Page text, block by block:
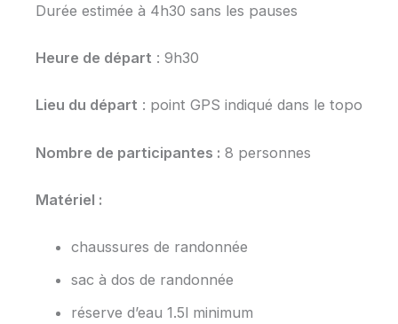
Durée estimée à 4h30 sans les pauses
Heure de départ : 9h30
Lieu du départ : point GPS indiqué dans le topo
Nombre de participantes : 8 personnes
Matériel :
chaussures de randonnée
sac à dos de randonnée
réserve d’eau 1.5l minimum